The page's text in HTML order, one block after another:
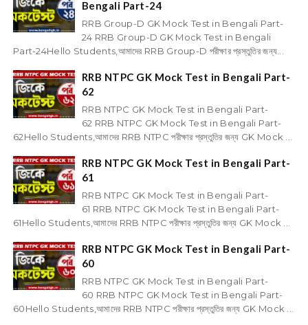
Bengali Part-24
RRB Group-D GK Mock Test in Bengali Part-
24 RRB Group-D GK Mock Test in Bengali
Part-24Hello Students,আমাদের RRB Group-D পরীক্ষার প্রস্তুতির জন্য...
RRB NTPC GK Mock Test in Bengali Part-
62
RRB NTPC GK Mock Test in Bengali Part-
62 RRB NTPC GK Mock Test in Bengali Part-
62Hello Students,আমাদের RRB NTPC পরীক্ষার প্রস্তুতির জন্য GK Mock ...
RRB NTPC GK Mock Test in Bengali Part-
61
RRB NTPC GK Mock Test in Bengali Part-
61 RRB NTPC GK Mock Test in Bengali Part-
61Hello Students,আমাদের RRB NTPC পরীক্ষার প্রস্তুতির জন্য GK Mock ...
RRB NTPC GK Mock Test in Bengali Part-
60
RRB NTPC GK Mock Test in Bengali Part-
60 RRB NTPC GK Mock Test in Bengali Part-
60Hello Students,আমাদের RRB NTPC পরীক্ষার প্রস্তুতির জন্য GK Mock ...